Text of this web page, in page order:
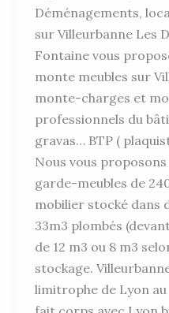
Déménagements,
sur Villeurbanne Les
Fontaine vous
monte meubles sur
monte-charges et
professionnels du
gravas… BTP (
Nous vous
garde-meubles de
mobilier stocké dans
33m3 plombés
de 12 m3 ou 8 m3
stockage.
limitrophe de Lyon